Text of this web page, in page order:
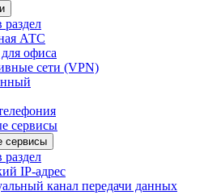
АТС
офиса
сети (VPN)
сервисы
сервисы
IP-адрес
канал передачи данных